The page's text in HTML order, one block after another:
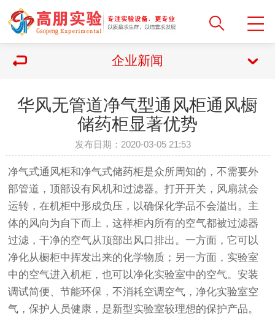
企业新闻
华风无管道净气型通风柜通风橱
储药柜显著优势
发布日期：2020-03-05 21:53
净气式通风柜和净气式储药柜是众所周知的，不需要外
部管道，顶部设有风机和过滤器。打开开关，风扇就会
运转，在机柜中形成负压，以确保化学品不会溢出。主
体的风向为自下而上，这样柜内所有的空气都被过滤器
过滤，干净的空气从顶部出风口排出。一方面，它可以
净化从橱柜中挥发出来的化学物质；另一方面，实验室
中的空气进入机柜，也可以净化实验室中的空气。安装
调试简便、节能环保，不消耗空调空气，净化实验室空
气，保护人员健康，是新型实验室较理想的保护产品。